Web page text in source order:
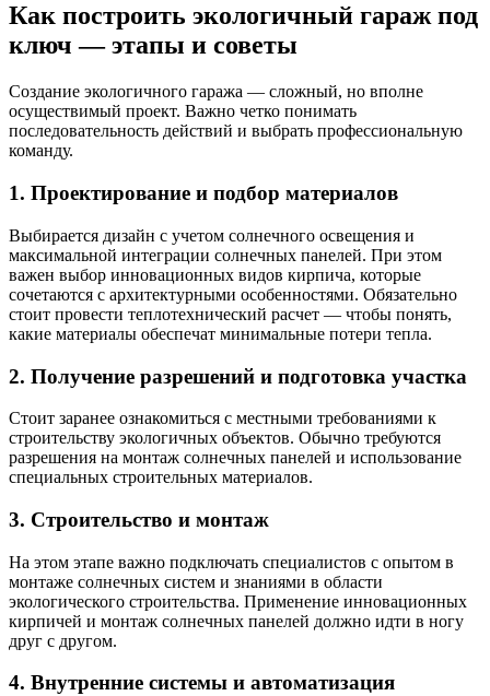
Как построить экологичный гараж под
ключ — этапы и советы
Создание экологичного гаража — сложный, но вполне
осуществимый проект. Важно четко понимать
последовательность действий и выбрать профессиональную
команду.
1. Проектирование и подбор материалов
Выбирается дизайн с учетом солнечного освещения и
максимальной интеграции солнечных панелей. При этом
важен выбор инновационных видов кирпича, которые
сочетаются с архитектурными особенностями. Обязательно
стоит провести теплотехнический расчет — чтобы понять,
какие материалы обеспечат минимальные потери тепла.
2. Получение разрешений и подготовка участка
Стоит заранее ознакомиться с местными требованиями к
строительству экологичных объектов. Обычно требуются
разрешения на монтаж солнечных панелей и использование
специальных строительных материалов.
3. Строительство и монтаж
На этом этапе важно подключать специалистов с опытом в
монтаже солнечных систем и знаниями в области
экологического строительства. Применение инновационных
кирпичей и монтаж солнечных панелей должно идти в ногу
друг с другом.
4. Внутренние системы и автоматизация